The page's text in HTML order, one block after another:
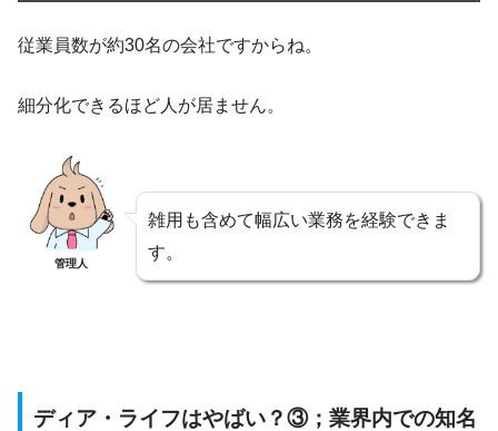
従業員数が約30名の会社ですからね。
細分化できるほど人が居ません。
管理人
雑用も含めて幅広い業務を経験できま
す。
ディア・ライフはやばい？③；業界内での知名